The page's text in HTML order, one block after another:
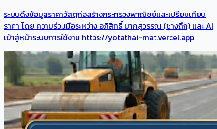
ระบบดึงข้อมูลราคาวัสดุก่อสร้างกระทรวงพาณิชย์และเปรียบเทียบ
ราคา โดย ความร่วมมือระหว่าง อภิสิทธิ์ มากสุวรรณ (ช่างถึก) และ AI
เข้าสู่หน้าระบบการใช้งาน https://yotathai-mat.vercel.app